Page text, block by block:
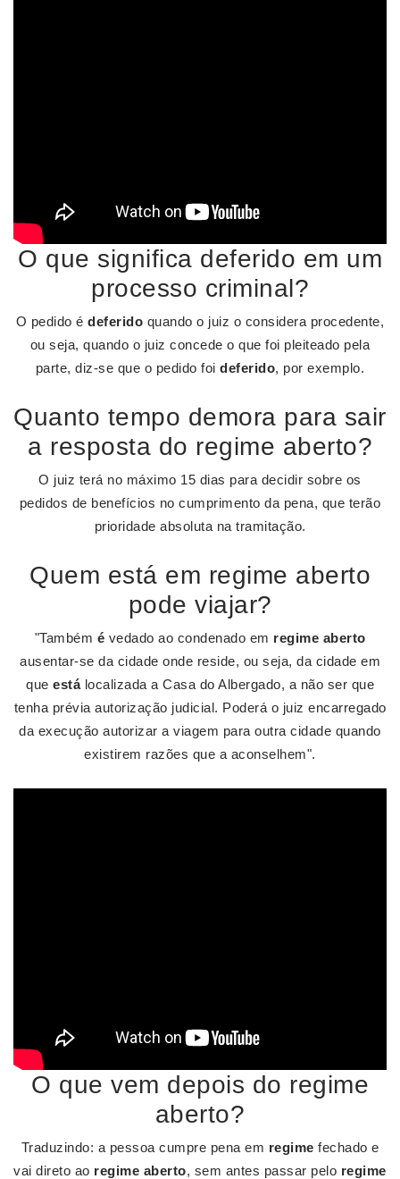
O que significa deferido em um
processo criminal?
O pedido édeferido quando o juiz o considera procedente,
ou seja, quando o juiz concede o que foi pleiteado pela
parte, diz-se que o pedido foideferido, por exemplo.
Quanto tempo demora para sair
a resposta do regime aberto?
O juiz terá no máximo 15 dias para decidir sobre os
pedidos de benefícios no cumprimento da pena, que terão
prioridade absoluta na tramitação.
Quem está em regime aberto
pode viajar?
"Também é vedado ao condenado em regime aberto
ausentar-se da cidade onde reside, ou seja, da cidade em
que estálocalizada a Casa do Albergado, a não ser que
tenha prévia autorização judicial. Poderá o juiz encarregado
da execução autorizar a viagem para outra cidade quando
existirem razões que a aconselhem".
O que vem depois do regime
aberto?
Traduzindo: a pessoa cumpre pena em regime fechado e
vai direto ao regime aberto, sem antes passar pelo regime